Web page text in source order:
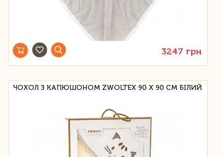
3247 грн
ЧОХОЛ З КАПЮШОНОМ ZWOLTEX 90 Х 90 СМ БІЛИЙ